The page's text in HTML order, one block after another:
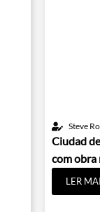
Steve
Ciudad
com obra
LER